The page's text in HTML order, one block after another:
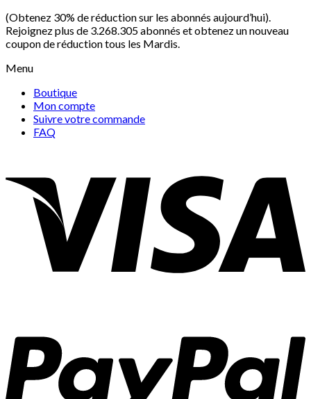
(Obtenez 30% de réduction sur les abonnés aujourd’hui).
Rejoignez plus de 3.268.305 abonnés et obtenez un nouveau
coupon de réduction tous les Mardis.
Menu
Boutique
Mon compte
Suivre votre commande
FAQ